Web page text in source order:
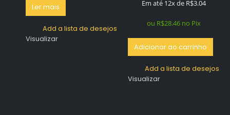
Ler mais
Add a lista de desejos
Visualizar
preço
era:
preço
é:
Em até 12x de R$3.04
ou R$28.46 no Pix
Adicionar ao carrinho
Add a lista de desejos
Visualizar